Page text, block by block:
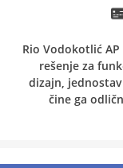
Rio Vodokotlić
rešenje za
dizajn,
čine ga